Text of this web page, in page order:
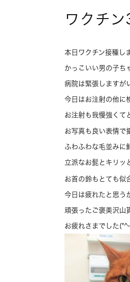
ワクチ
本日ワクチン接種し
かっこいい男の子ち
病院は緊張しますが
今日はお注射の他に
お注射も我慢強くて
お写真も良い表情で
ふわふわな毛並みに
立派なお髭とキリッ
お首の鈴もとても似
今日は疲れたと思う
頑張ったご褒美沢山
お疲れさまでした